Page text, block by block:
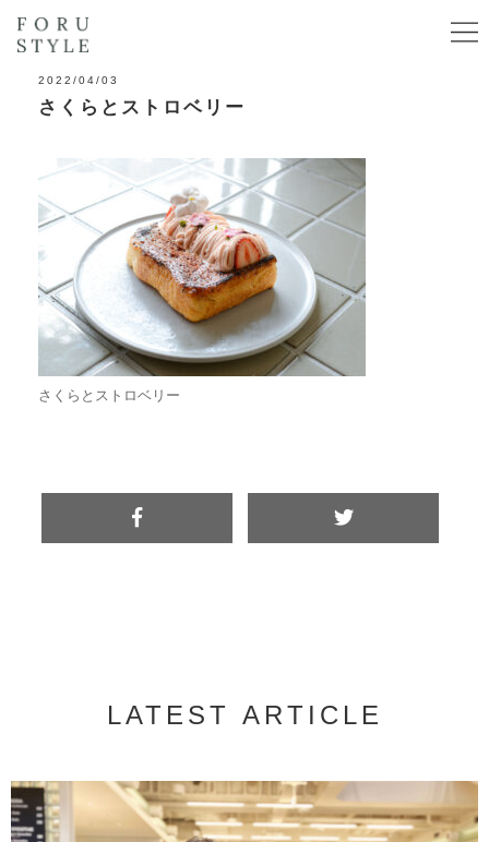
2022/04/03
さくらとストロベリー
さくらとストロベリー
LATEST ARTICLE